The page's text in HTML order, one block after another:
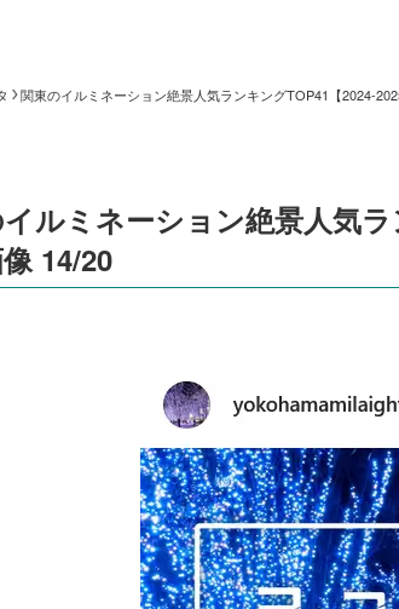
関東のイルミネーション絶景人気ランキングTOP41【2024-
ルミネーション絶景人気
14/20